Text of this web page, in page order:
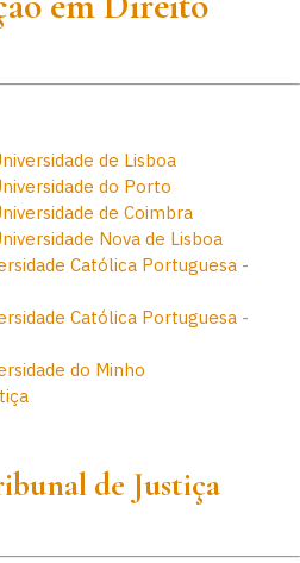
de Lisboa
do Porto
de Coimbra
Nova de Lisboa
Católica Portuguesa -
Católica Portuguesa -
do Minho
de Justiça